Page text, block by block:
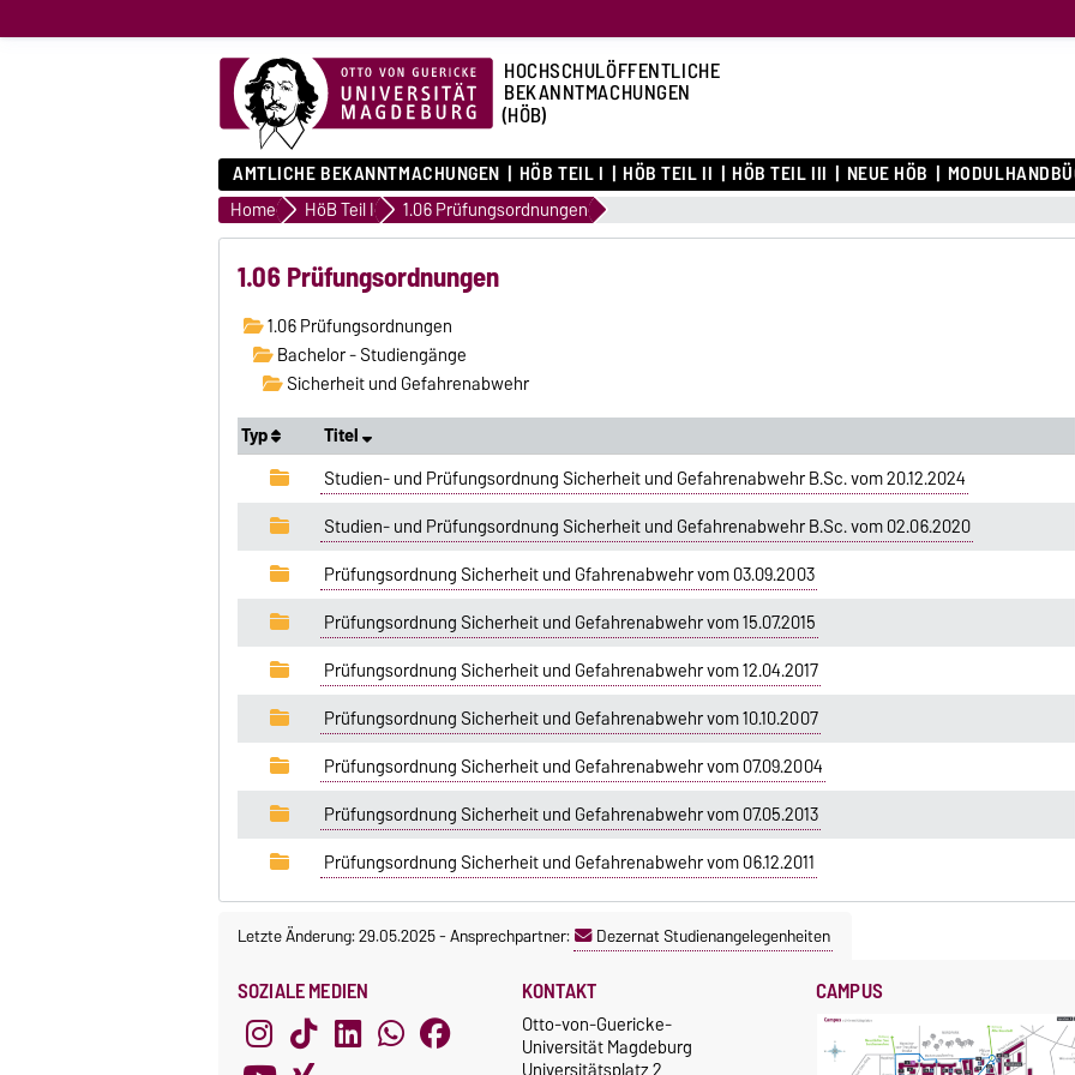
HOCHSCHULÖFFENTLICHE
BEKANNTMACHUNGEN
(HÖB)
AMTLICHE BEKANNTMACHUNGEN HÖB TEIL I HÖB TEIL II HÖB TEIL III NEUE HÖB
Home HöB Teil I 1.06 Prüfungsordnungen
1.06 Prüfungsordnungen
1.06 Prüfungsordnungen
Bachelor - Studiengänge
Sicherheit und Gefahrenabwehr
Typ
Titel
Studien- und Prüfungsordnung Sicherheit und Gefahrenabwehr B.Sc. vom 20.12.2024
Studien- und Prüfungsordnung Sicherheit und Gefahrenabwehr B.Sc. vom 02.06.2020
Prüfungsordnung Sicherheit und Gfahrenabwehr vom 03.09.2003
Prüfungsordnung Sicherheit und Gefahrenabwehr vom 15.07.2015
Prüfungsordnung Sicherheit und Gefahrenabwehr vom 12.04.2017
Prüfungsordnung Sicherheit und Gefahrenabwehr vom 10.10.2007
Prüfungsordnung Sicherheit und Gefahrenabwehr vom 07.09.2004
Prüfungsordnung Sicherheit und Gefahrenabwehr vom 07.05.2013
Prüfungsordnung Sicherheit und Gefahrenabwehr vom 06.12.2011
Letzte Änderung: 29.05.2025-Ansprechpartner: Dezernat Studienangelegenheiten
SOZIALE MEDIEN KONTAKT
Otto-von-Guericke-
Universität Magdeburg
CAMPUS